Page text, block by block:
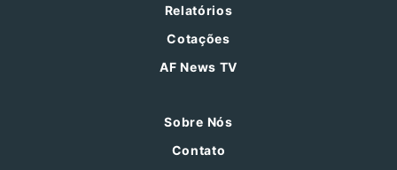
Relatórios
Cotações
AF News TV
Sobre Nós
Contato